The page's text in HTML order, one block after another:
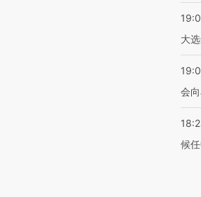
大
会
候